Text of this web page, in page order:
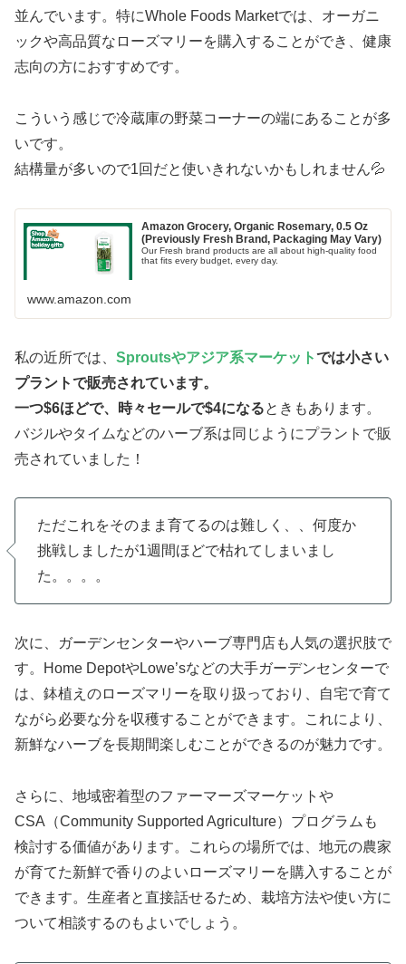
並んでいます。特にWhole Foods Marketでは、オーガニ
ックや高品質なローズマリーを購入することができ、健康
志向の方におすすめです。
こういう感じで冷蔵庫の野菜コーナーの端にあることが多
いです。
結構量が多いので1回だと使いきれないかもしれません💦
Amazon Grocery, Organic Rosemary, 0.5 Oz
(Previously Fresh Brand, Packaging May Vary)
Our Fresh brand products are all about high-quality food
that fits every budget, every day.
www.amazon.com
私の近所では、 Sproutsやアジア系マーケットでは小さい
プラントで販売されています。
一つ$6ほどで、時々セールで$4になるときもあります。
バジルやタイムなどのハーブ系は同じようにプラントで販
売されていました！
ただこれをそのまま育てるのは難しく、、何度か
挑戦しましたが1週間ほどで枯れてしまいまし
た。。。。
次に、ガーデンセンターやハーブ専門店も人気の選択肢で
す。Home DepotやLowe’sなどの大手ガーデンセンターで
は、鉢植えのローズマリーを取り扱っており、自宅で育て
ながら必要な分を収穫することができます。これにより、
新鮮なハーブを長期間楽しむことができるのが魅力です。
さらに、地域密着型のファーマーズマーケットや
CSA（Community Supported Agriculture）プログラムも
検討する価値があります。これらの場所では、地元の農家
が育てた新鮮で香りのよいローズマリーを購入することが
できます。生産者と直接話せるため、栽培方法や使い方に
ついて相談するのもよいでしょう。